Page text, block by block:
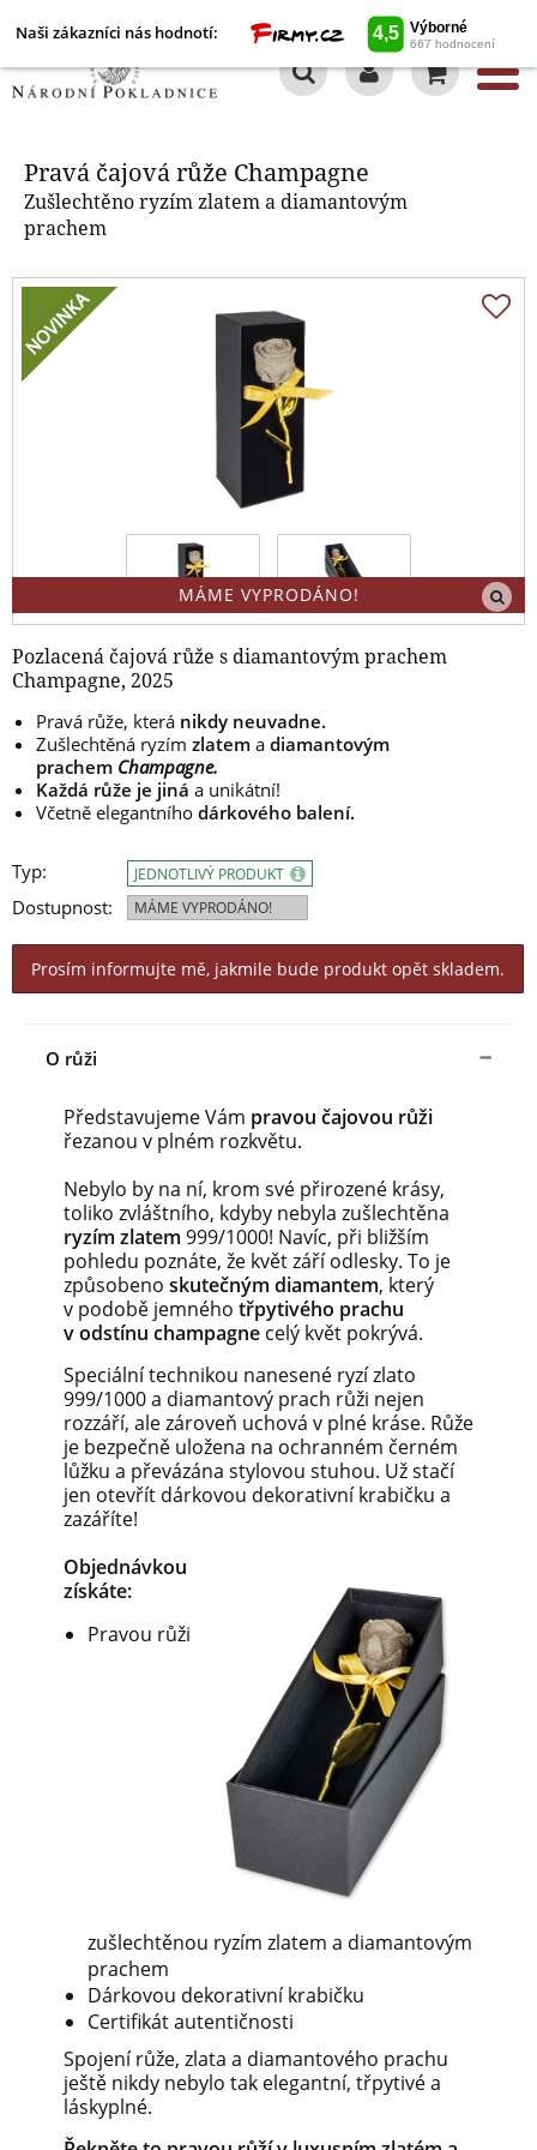
Naši zákazníci nás hodnotí:
Pravá čajová růže Champagne
Zušlechtěno ryzím zlatem a diamantovým
prachem
MÁME VYPRODÁNO!
Pozlacená čajová růže s diamantovým prachem
Champagne, 2025
Pravá růže, která nikdy neuvadne.
Zušlechtěná ryzím zlatem a diamantovým
prachem Champagne.
Každá růže je jiná a unikátní!
Včetně elegantního dárkového balení.
Typ:
Dostupnost:
JEDNOTLIVÝ PRODUKT
MÁME VYPRODÁNO!
Prosím informujte mě, jakmile bude produkt opět skladem.
O růži
Představujeme Vám pravou čajovou růži
řezanou v plném rozkvětu.
Nebylo by na ní, krom své přirozené krásy,
toliko zvláštního, kdyby nebyla zušlechtěna
ryzím zlatem 999/1000! Navíc, při bližším
pohledu poznáte, že květ září odlesky. To je
způsobeno skutečným diamantem, který
v podobě jemného třpytivého prachu
v odstínu champagne celý květ pokrývá.
Speciální technikou nanesené ryzí zlato
999/1000 a diamantový prach růži nejen
rozzáří, ale zároveň uchová v plné kráse. Růže
je bezpečně uložena na ochranném černém
lůžku a převázána stylovou stuhou. Už stačí
jen otevřít dárkovou dekorativní krabičku a
zazáříte!
Objednávkou
získáte:
Pravou růži
zušlechtěnou ryzím zlatem a diamantovým
prachem
Dárkovou dekorativní krabičku
Certifikát autentičnosti
Spojení růže, zlata a diamantového prachu
ještě nikdy nebylo tak elegantní, třpytivé a
láskyplné.
Pravá čajová růže Champagne